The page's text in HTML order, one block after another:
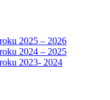
2025 – 2026
2024 – 2025
2023- 2024